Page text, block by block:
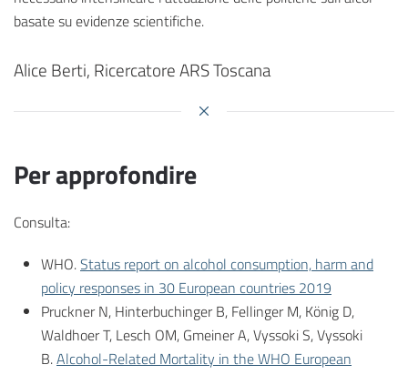
basate su evidenze scientifiche.
Alice Berti, Ricercatore ARS Toscana
Per approfondire
Consulta:
WHO.Status report on alcohol consumption, harm and
policy responses in 30 European countries 2019
Pruckner N, Hinterbuchinger B, Fellinger M, König D,
Waldhoer T, Lesch OM, Gmeiner A, Vyssoki S, Vyssoki
B.Alcohol-Related Mortality in the WHO European